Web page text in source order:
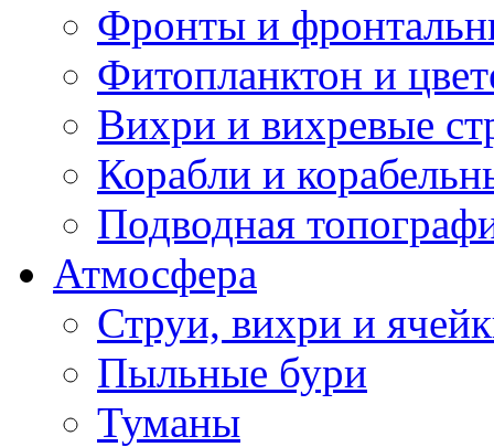
Фронты и
Фитопланктон и
Вихри и вихревые
Корабли и
Подводная
Атмосфера
Струи, вихри и
Пыльные бури
Туманы